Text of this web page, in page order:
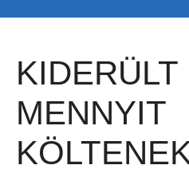
KIDERÜLT
MENNYIT